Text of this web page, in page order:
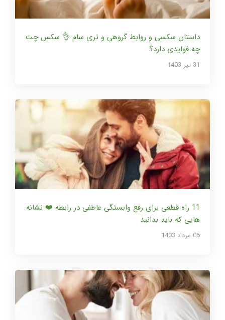
داستان سکسی و روابط گروهی و تری سام 👌 سکس چت
چه فوایدی دارد؟
31 تير 1403
11 راه قطعی برای رفع وابستگی عاطفی در رابطه ❤️ نشانه
هایی که باید بدانید
06 مرداد 1403